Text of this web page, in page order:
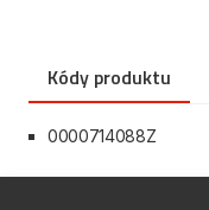
Kódy produktu
0000714088Z